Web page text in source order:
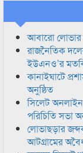
আবারো লোভার
রাজনৈতিক
ইউএনও’র
কানাইঘাটে
অনুষ্ঠিত
সিলেট
পরিচিতি সভা
লোভাছড়ার
আটগ্রামের